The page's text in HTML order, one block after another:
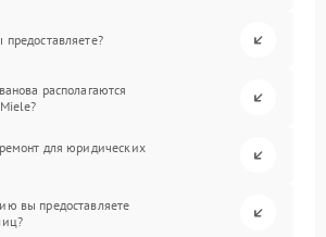
располагаются
для юридических
вы предоставляете